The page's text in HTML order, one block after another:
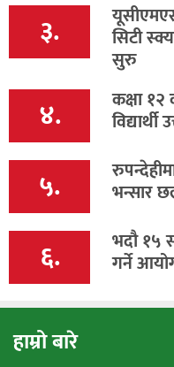
३. सिटी
सुरु
४. कक्षा १२
विद्यार्थी
५. भन्सार
६. भदौ १५
गर्ने
हाम्रो बारे